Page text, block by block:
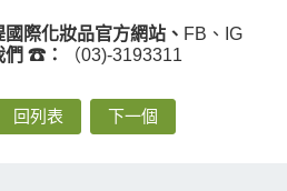
國際化妝品官方網站、 FB、IG
們 ☎： （03)-3193311
回列表 下一個